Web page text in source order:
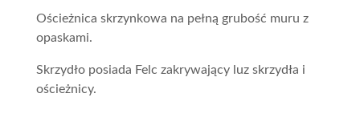
Ościeżnica skrzynkowa na pełną grubość muru z
opaskami.
Skrzydło posiada Felc zakrywający luz skrzydła i
ościeżnicy.